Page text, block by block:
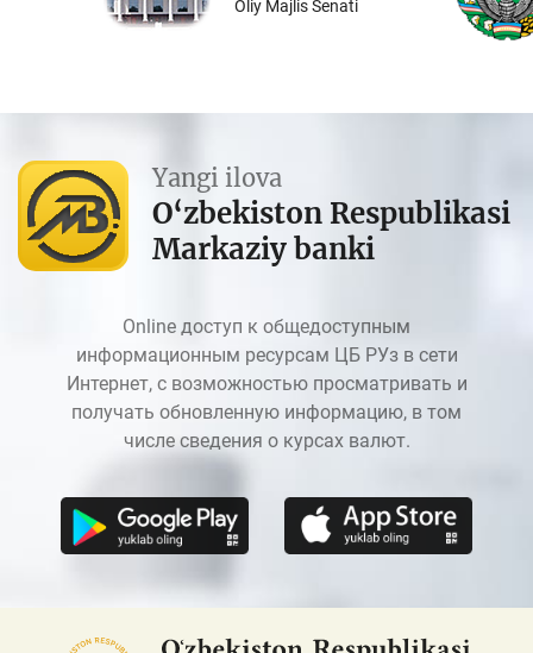
Oliy Majlis Senati
Yangi ilova
O‘zbekiston Respublikasi
Markaziy banki
Online доступ к общедоступным
информационным ресурсам ЦБ РУз в сети
Интернет, с возможностью просматривать и
получать обновленную информацию, в том
числе сведения о курсах валют.